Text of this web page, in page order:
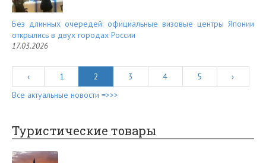
Без длинных очередей: официальные визовые центры Японии
открылись в двух городах России
17.03.2026
‹ 1 2 3 4 5
›
Все актуальные новости =>>>
Туристические товары